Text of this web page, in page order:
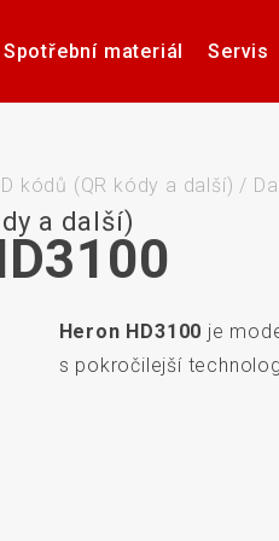
Spotřební materiál Servis
Aplikátory
kódů (QR kódy a další) /
a další)
Heron HD3100 je
s pokročilejší